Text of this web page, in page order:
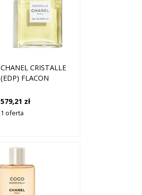
CHANEL CRISTALLE
(EDP) FLACON
579,21 zł
1 oferta